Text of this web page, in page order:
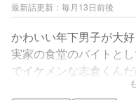
最新話更新：毎月13日前後
かわいい年下男子が大
実家の食堂のバイトと
でイケメンな志倉くん
好きにならないと思っ